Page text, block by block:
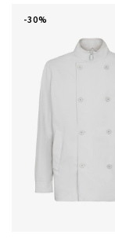
-30%